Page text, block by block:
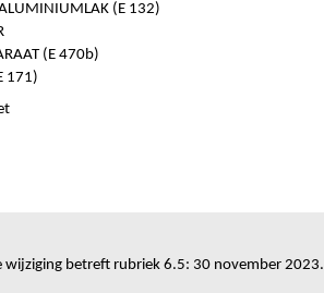
(E 132)
(E 470b)
171)
wijziging betreft rubriek 6.5: 30 november 2023.